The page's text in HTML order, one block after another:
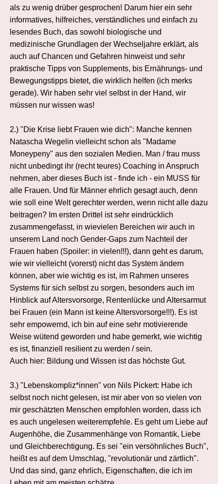
als zu wenig drüber gesprochen! Darum hier ein sehr
informatives, hilfreiches, verständliches und einfach zu
lesendes Buch, das sowohl biologische und
medizinische Grundlagen der Wechseljahre erklärt, als
auch auf Chancen und Gefahren hinweist und sehr
praktische Tipps von Supplements, bis Ernährungs- und
Bewegungstipps bietet, die wirklich helfen (ich merks
gerade). Wir haben sehr viel selbst in der Hand, wir
müssen nur wissen was!
2.) "Die Krise liebt Frauen wie dich": Manche kennen
Natascha Wegelin vielleicht schon als "Madame
Moneypeny" aus den sozialen Medien. Man / frau muss
nicht unbedingt ihr (recht teures) Coaching in Anspruch
nehmen, aber dieses Buch ist - finde ich - ein MUSS für
alle Frauen. Und für Männer ehrlich gesagt auch, denn
wie soll eine Welt gerechter werden, wenn nicht alle dazu
beitragen? Im ersten Drittel ist sehr eindrücklich
zusammengefasst, in wievielen Bereichen wir auch in
unserem Land noch Gender-Gaps zum Nachteil der
Frauen haben (Spoiler: in vielen!!!), dann geht es darum,
wie wir vielleicht (vorerst) nicht das System ändern
können, aber wie wichtig es ist, im Rahmen unseres
Systems für sich selbst zu sorgen, besonders auch im
Hinblick auf Altersvorsorge, Rentenlücke und Altersarmut
bei Frauen (ein Mann ist keine Altersvorsorge!!!). Es ist
sehr empowernd, ich bin auf eine sehr motivierende
Weise wütend geworden und habe gemerkt, wie wichtig
es ist, finanziell resilient zu werden / sein.
Auch hier: Bildung und Wissen ist das höchste Gut.
3.) "Lebenskompliz*innen" von Nils Pickert: Habe ich
selbst noch nicht gelesen, ist mir aber von so vielen von
mir geschätzten Menschen empfohlen worden, dass ich
es auch ungelesen weiterempfehle. Es geht um Liebe auf
Augenhöhe, die Zusammenhänge von Romantik, Liebe
und Gleichberechtigung. Es sei "ein versöhnliches Buch",
heißt es auf dem Umschlag, "revolutionär und zärtlich".
Und das sind, ganz ehrlich, Eigenschaften, die ich im